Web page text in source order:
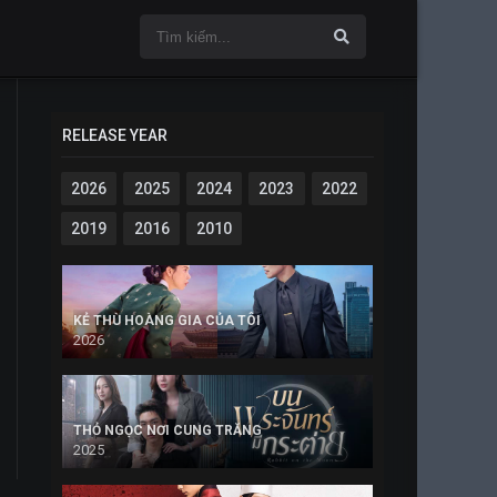
RELEASE YEAR
2026 2025 2024 2023 2022
2019 2016 2010
KẺ THÙ HOÀNG GIA CỦA TÔI
2026
THỎ NGỌC NƠI CUNG TRĂNG
2025